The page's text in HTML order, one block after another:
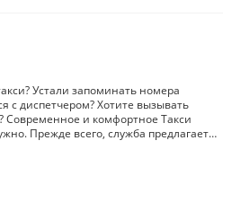
Устали запоминать номера
с диспетчером? Хотите вызывать
Современное и комфортное Такси
Прежде всего, служба предлагает…